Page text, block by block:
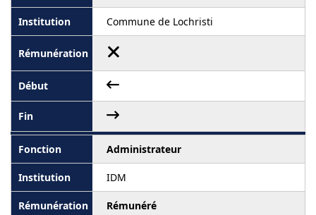
Commune de Lochristi
Administrateur
IDM
Rémunéré